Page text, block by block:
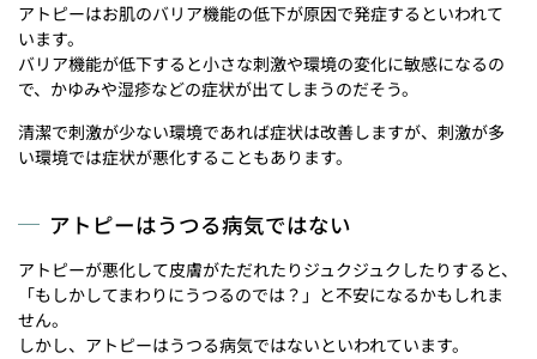
アトピーはお肌のバリア機能の低下が原因で発症するといわれて
います。
バリア機能が低下すると小さな刺激や環境の変化に敏感になるの
で、かゆみや湿疹などの症状が出てしまうのだそう。
清潔で刺激が少ない環境であれば症状は改善しますが、刺激が多
い環境では症状が悪化することもあります。
アトピーはうつる病気ではない
アトピーが悪化して皮膚がただれたりジュクジュクしたりすると、
「もしかしてまわりにうつるのでは？」と不安になるかもしれま
せん。
しかし、アトピーはうつる病気ではないといわれています。